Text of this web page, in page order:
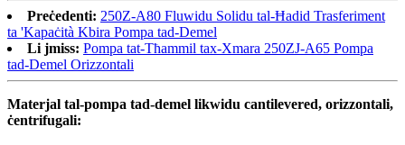
Preċedenti: 250Z-A80 Fluwidu Solidu tal-Ħadid Trasferiment
ta 'Kapaċità Kbira Pompa tad-Demel
Li jmiss: Pompa tat-Tħammil tax-Xmara 250ZJ-A65 Pompa
tad-Demel Orizzontali
Materjal tal-pompa tad-demel likwidu cantilevered, orizzontali,
ċentrifugali: